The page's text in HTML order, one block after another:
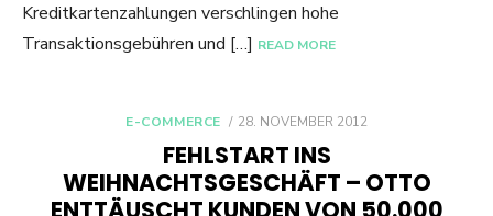
Kreditkartenzahlungen verschlingen hohe
Transaktionsgebühren und […] READ MORE
E-COMMERCE
POSTED
28. NOVEMBER 2012
FEHLSTART INS
WEIHNACHTSGESCHÄFT – OTTO